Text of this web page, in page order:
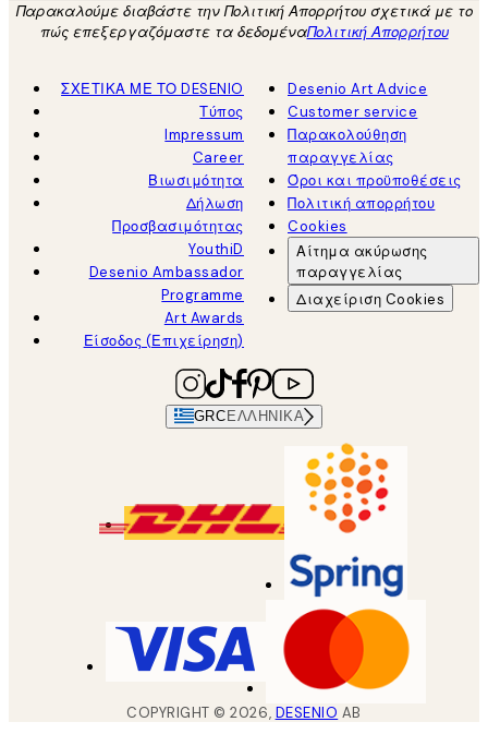
Παρακαλούμε διαβάστε την Πολιτική Απορρήτου σχετικά με το
πώς επεξεργαζόμαστε τα δεδομέναΠολιτική Απορρήτου
ΣΧΕΤΙΚΑ ΜΕ ΤΟ DESENIO
Τύπος
Impressum
Career
Βιωσιμότητα
Δήλωση
Προσβασιμότητας
YouthiD
Desenio Ambassador
Programme
Art Awards
Είσοδος (Επιχείρηση)
Desenio Art Advice
Customer service
Παρακολούθηση
παραγγελίας
Όροι και προϋποθέσεις
Πολιτική απορρήτου
Cookies
Αίτημα ακύρωσης
παραγγελίας
Διαχείριση Cookies
GRC ΕΛΛΗΝΙΚΆ
COPYRIGHT ©2026, DESENIO AB